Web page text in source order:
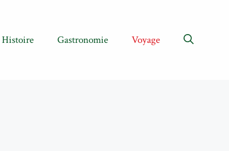
Histoire Gastronomie Voyage